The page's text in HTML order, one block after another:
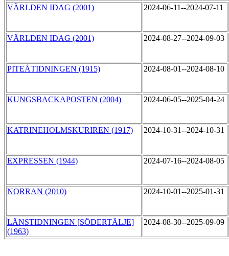
VÄRLDEN IDAG (2001) 2024-06-11--2024-07-11
VÄRLDEN IDAG (2001) 2024-08-27--2024-09-03
PITEÅTIDNINGEN (1915) 2024-08-01--2024-08-10
KUNGSBACKAPOSTEN (2004) 2024-06-05--2025-04-24
KATRINEHOLMSKURIREN (1917) 2024-10-31--2024-10-31
EXPRESSEN (1944) 2024-07-16--2024-08-05
NORRAN (2010) 2024-10-01--2025-01-31
LÄNSTIDNINGEN [SÖDERTÄLJE]
(1963)
2024-08-30--2025-09-09